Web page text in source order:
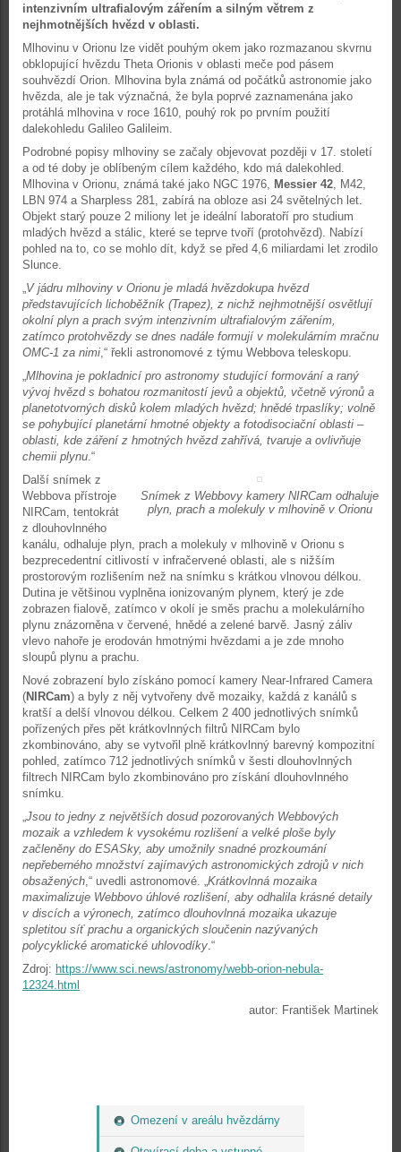
Omezení v areálu hvězdárny
intenzivním ultrafialovým zářením a silným větrem z
nejhmotnějších hvězd v oblasti.
Mlhovinu v Orionu lze vidět pouhým okem jako rozmazanou skvrnu
obklopující hvězdu Theta Orionis v oblasti meče pod pásem
souhvězdí Orion. Mlhovina byla známá od počátků astronomie jako
hvězda, ale je tak význačná, že byla poprvé zaznamenána jako
protáhlá mlhovina v roce 1610, pouhý rok po prvním použití
dalekohledu Galileo Galileim.
Podrobné popisy mlhoviny se začaly objevovat později v 17. století
a od té doby je oblíbeným cílem každého, kdo má dalekohled.
Mlhovina v Orionu, známá také jako NGC 1976, Messier 42, M42,
LBN 974 a Sharpless 281, zabírá na obloze asi 24 světelných let.
Objekt starý pouze 2 miliony let je ideální laboratoří pro studium
mladých hvězd a stálic, které se teprve tvoří (protohvězd). Nabízí
pohled na to, co se mohlo dít, když se před 4,6 miliardami let zrodilo
Slunce.
„V jádru mlhoviny v Orionu je mladá hvězdokupa hvězd
představujících lichoběžník (Trapez), z nichž nejhmotnější osvětlují
okolní plyn a prach svým intenzivním ultrafialovým zářením,
zatímco protohvězdy se dnes nadále formují v molekulárním mračnu
OMC-1 za nimi,“ řekli astronomové z týmu Webbova teleskopu.
„Mlhovina je pokladnicí pro astronomy studující formování a raný
vývoj hvězd s bohatou rozmanitostí jevů a objektů, včetně výronů a
planetotvorných disků kolem mladých hvězd; hnědé trpaslíky; volně
se pohybující planetární hmotné objekty a fotodisociační oblasti –
oblasti, kde záření z hmotných hvězd zahřívá, tvaruje a ovlivňuje
chemii plynu.“
Snímek z Webbovy kamery NIRCam odhaluje
plyn, prach a molekuly v mlhovině v Orionu
Další snímek z
Webbova přístroje
NIRCam, tentokrát
z dlouhovlnného
kanálu, odhaluje plyn, prach a molekuly v mlhovině v Orionu s
bezprecedentní citlivostí v infračervené oblasti, ale s nižším
prostorovým rozlišením než na snímku s krátkou vlnovou délkou.
Dutina je většinou vyplněna ionizovaným plynem, který je zde
zobrazen fialově, zatímco v okolí je směs prachu a molekulárního
plynu znázorněna v červené, hnědé a zelené barvě. Jasný záliv
vlevo nahoře je erodován hmotnými hvězdami a je zde mnoho
sloupů plynu a prachu.
Nové zobrazení bylo získáno pomocí kamery Near-Infrared Camera
(NIRCam) a byly z něj vytvořeny dvě mozaiky, každá z kanálů s
kratší a delší vlnovou délkou. Celkem 2 400 jednotlivých snímků
pořízených přes pět krátkovlnných filtrů NIRCam bylo
zkombinováno, aby se vytvořil plně krátkovlnný barevný kompozitní
pohled, zatímco 712 jednotlivých snímků v šesti dlouhovlnných
filtrech NIRCam bylo zkombinováno pro získání dlouhovlnného
snímku.
„Jsou to jedny z největších dosud pozorovaných Webbových
mozaik a vzhledem k vysokému rozlišení a velké ploše byly
začleněny do ESASky, aby umožnily snadné prozkoumání
nepřeberného množství zajímavých astronomických zdrojů v nich
obsažených,“ uvedli astronomové. „Krátkovlnná mozaika
maximalizuje Webbovo úhlové rozlišení, aby odhalila krásné detaily
v discích a výronech, zatímco dlouhovlnná mozaika ukazuje
spletitou síť prachu a organických sloučenin nazývaných
polycyklické aromatické uhlovodíky.“
Zdroj: https://www.sci.news/astronomy/webb-orion-nebula-
12324.html
autor: František Martinek